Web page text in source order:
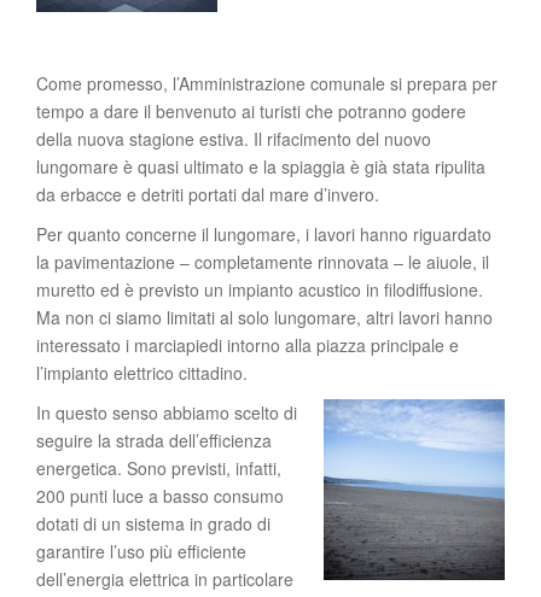
Come promesso, l’Amministrazione comunale si prepara per
tempo a dare il benvenuto ai turisti che potranno godere
della nuova stagione estiva. Il rifacimento del nuovo
lungomare è quasi ultimato e la spiaggia è già stata ripulita
da erbacce e detriti portati dal mare d’invero.
Per quanto concerne il lungomare, i lavori hanno riguardato
la pavimentazione – completamente rinnovata – le aiuole, il
muretto ed è previsto un impianto acustico in filodiffusione.
Ma non ci siamo limitati al solo lungomare, altri lavori hanno
interessato i marciapiedi intorno alla piazza principale e
l’impianto elettrico cittadino.
In questo senso abbiamo scelto di
seguire la strada dell’efficienza
energetica. Sono previsti, infatti,
200 punti luce a basso consumo
dotati di un sistema in grado di
garantire l’uso più efficiente
dell’energia elettrica in particolare